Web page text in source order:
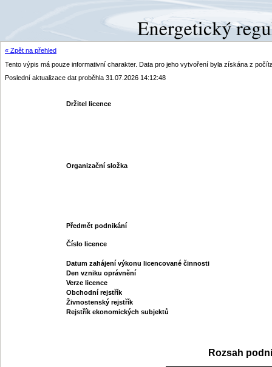
« Zpět na přehled
Tento výpis má pouze informativní charakter. Data pro jeho vytvoření byla získána z
Poslední aktualizace dat proběhla 31.07.2026 14:12:48
Držitel licence
Organizační složka
Předmět podnikání
Číslo licence
Datum zahájení výkonu licencované činnosti
Den vzniku oprávnění
Verze licence
Obchodní rejstřík
Živnostenský rejstřík
Rejstřík ekonomických subjektů
Rozsah